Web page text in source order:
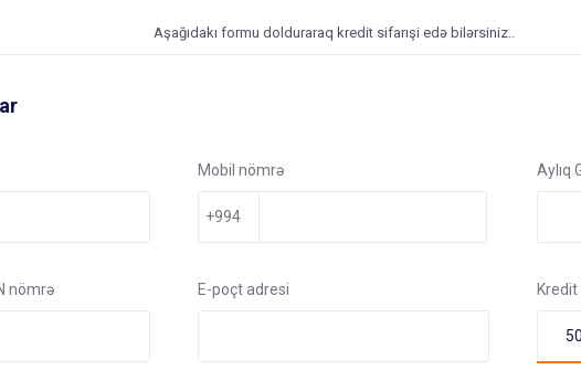
Aşağıdakı formu dolduraraq kredit sifarışi edə bilərsiniz..
Mobil nömrə Aylıq
nömrə E-poçt adresi